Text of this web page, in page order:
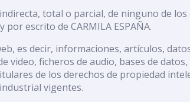
total o parcial, de ninguno de
escrito de CARMILA ESPAÑA.
es decir, informaciones, artículos,
video, ficheros de audio, bases de
de los derechos de propiedad
vigentes.